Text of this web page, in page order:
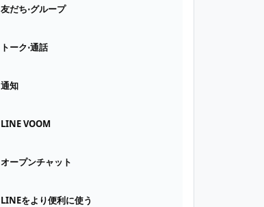
友だち⋅グループ
トーク⋅通話
通知
LINE VOOM
オープンチャット
LINEをより便利に使う